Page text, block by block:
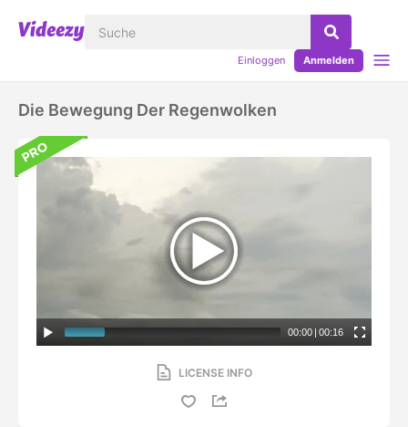
Einloggen Anmelden
Die Bewegung Der Regenwolken
00:00 | 00:16
LICENSE INFO